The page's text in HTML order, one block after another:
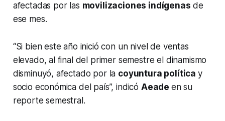
afectadas por las movilizaciones indígenas de
ese mes.
“Si bien este año inició con un nivel de ventas
elevado, al final del primer semestre el dinamismo
disminuyó, afectado por la coyuntura política y
socio económica del país”, indicó Aeade en su
reporte semestral.